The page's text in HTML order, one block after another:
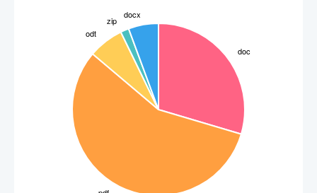
15. Na primeru Ludvika XIV. razloži značilnosti absolutističnega vladanja (najmanj 3 značilnosti). Odgovor